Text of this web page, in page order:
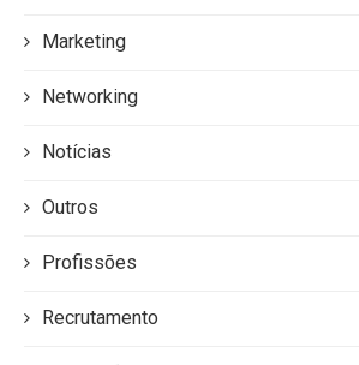
Marketing
Networking
Notícias
Outros
Profissões
Recrutamento